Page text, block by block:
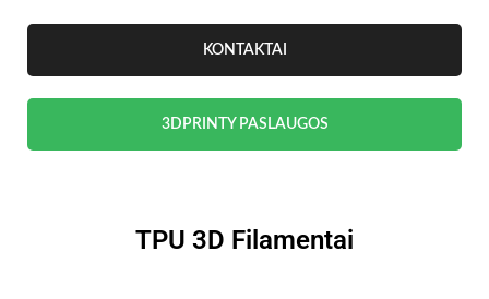
KONTAKTAI
3DPRINTY PASLAUGOS
TPU 3D Filamentai